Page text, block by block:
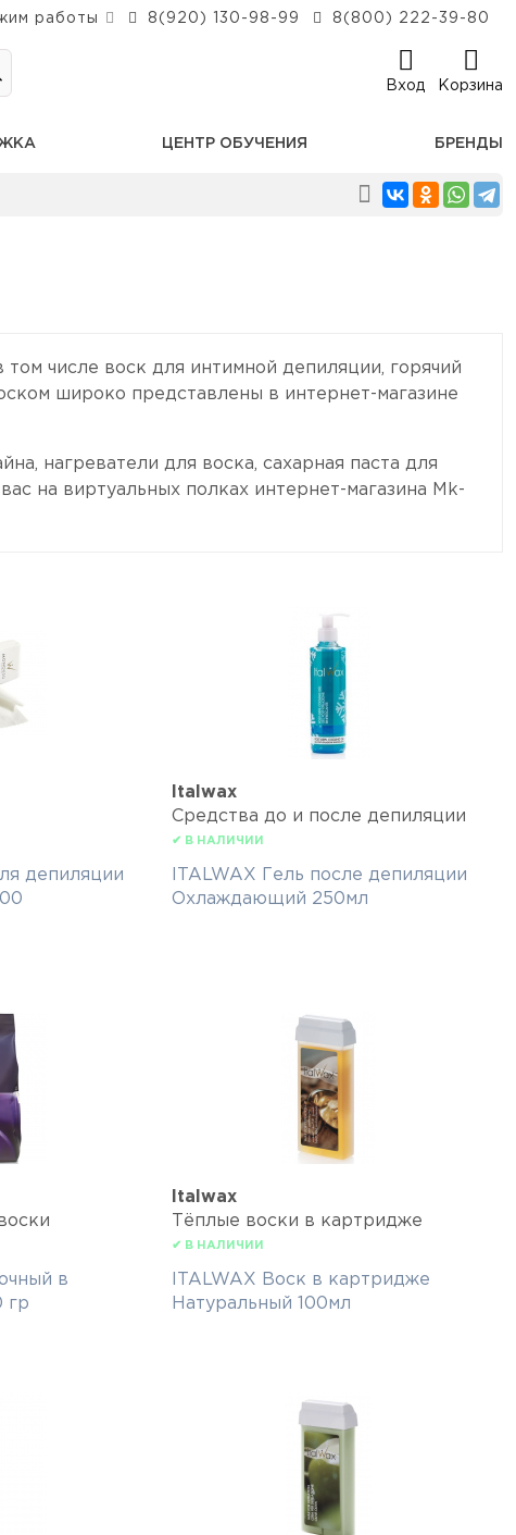
работы 8(920) 130-98-99 8(800) 222-39-80
Вход Корзина
ЦЕНТР ОБУЧЕНИЯ БРЕНДЫ
числе воск для интимной депиляции, горячий
широко представлены в интернет-магазине
нагреватели для воска, сахарная паста для
на виртуальных полках интернет-магазина Mk-
депиляции
Italwax
Средства до и после депиляции
✔ В НАЛИЧИИ
ITALWAX Гель после депиляции
Охлаждающий 250мл
в
гр
Italwax
Тёплые воски в картридже
✔ В НАЛИЧИИ
ITALWAX Воск в картридже
Натуральный 100мл